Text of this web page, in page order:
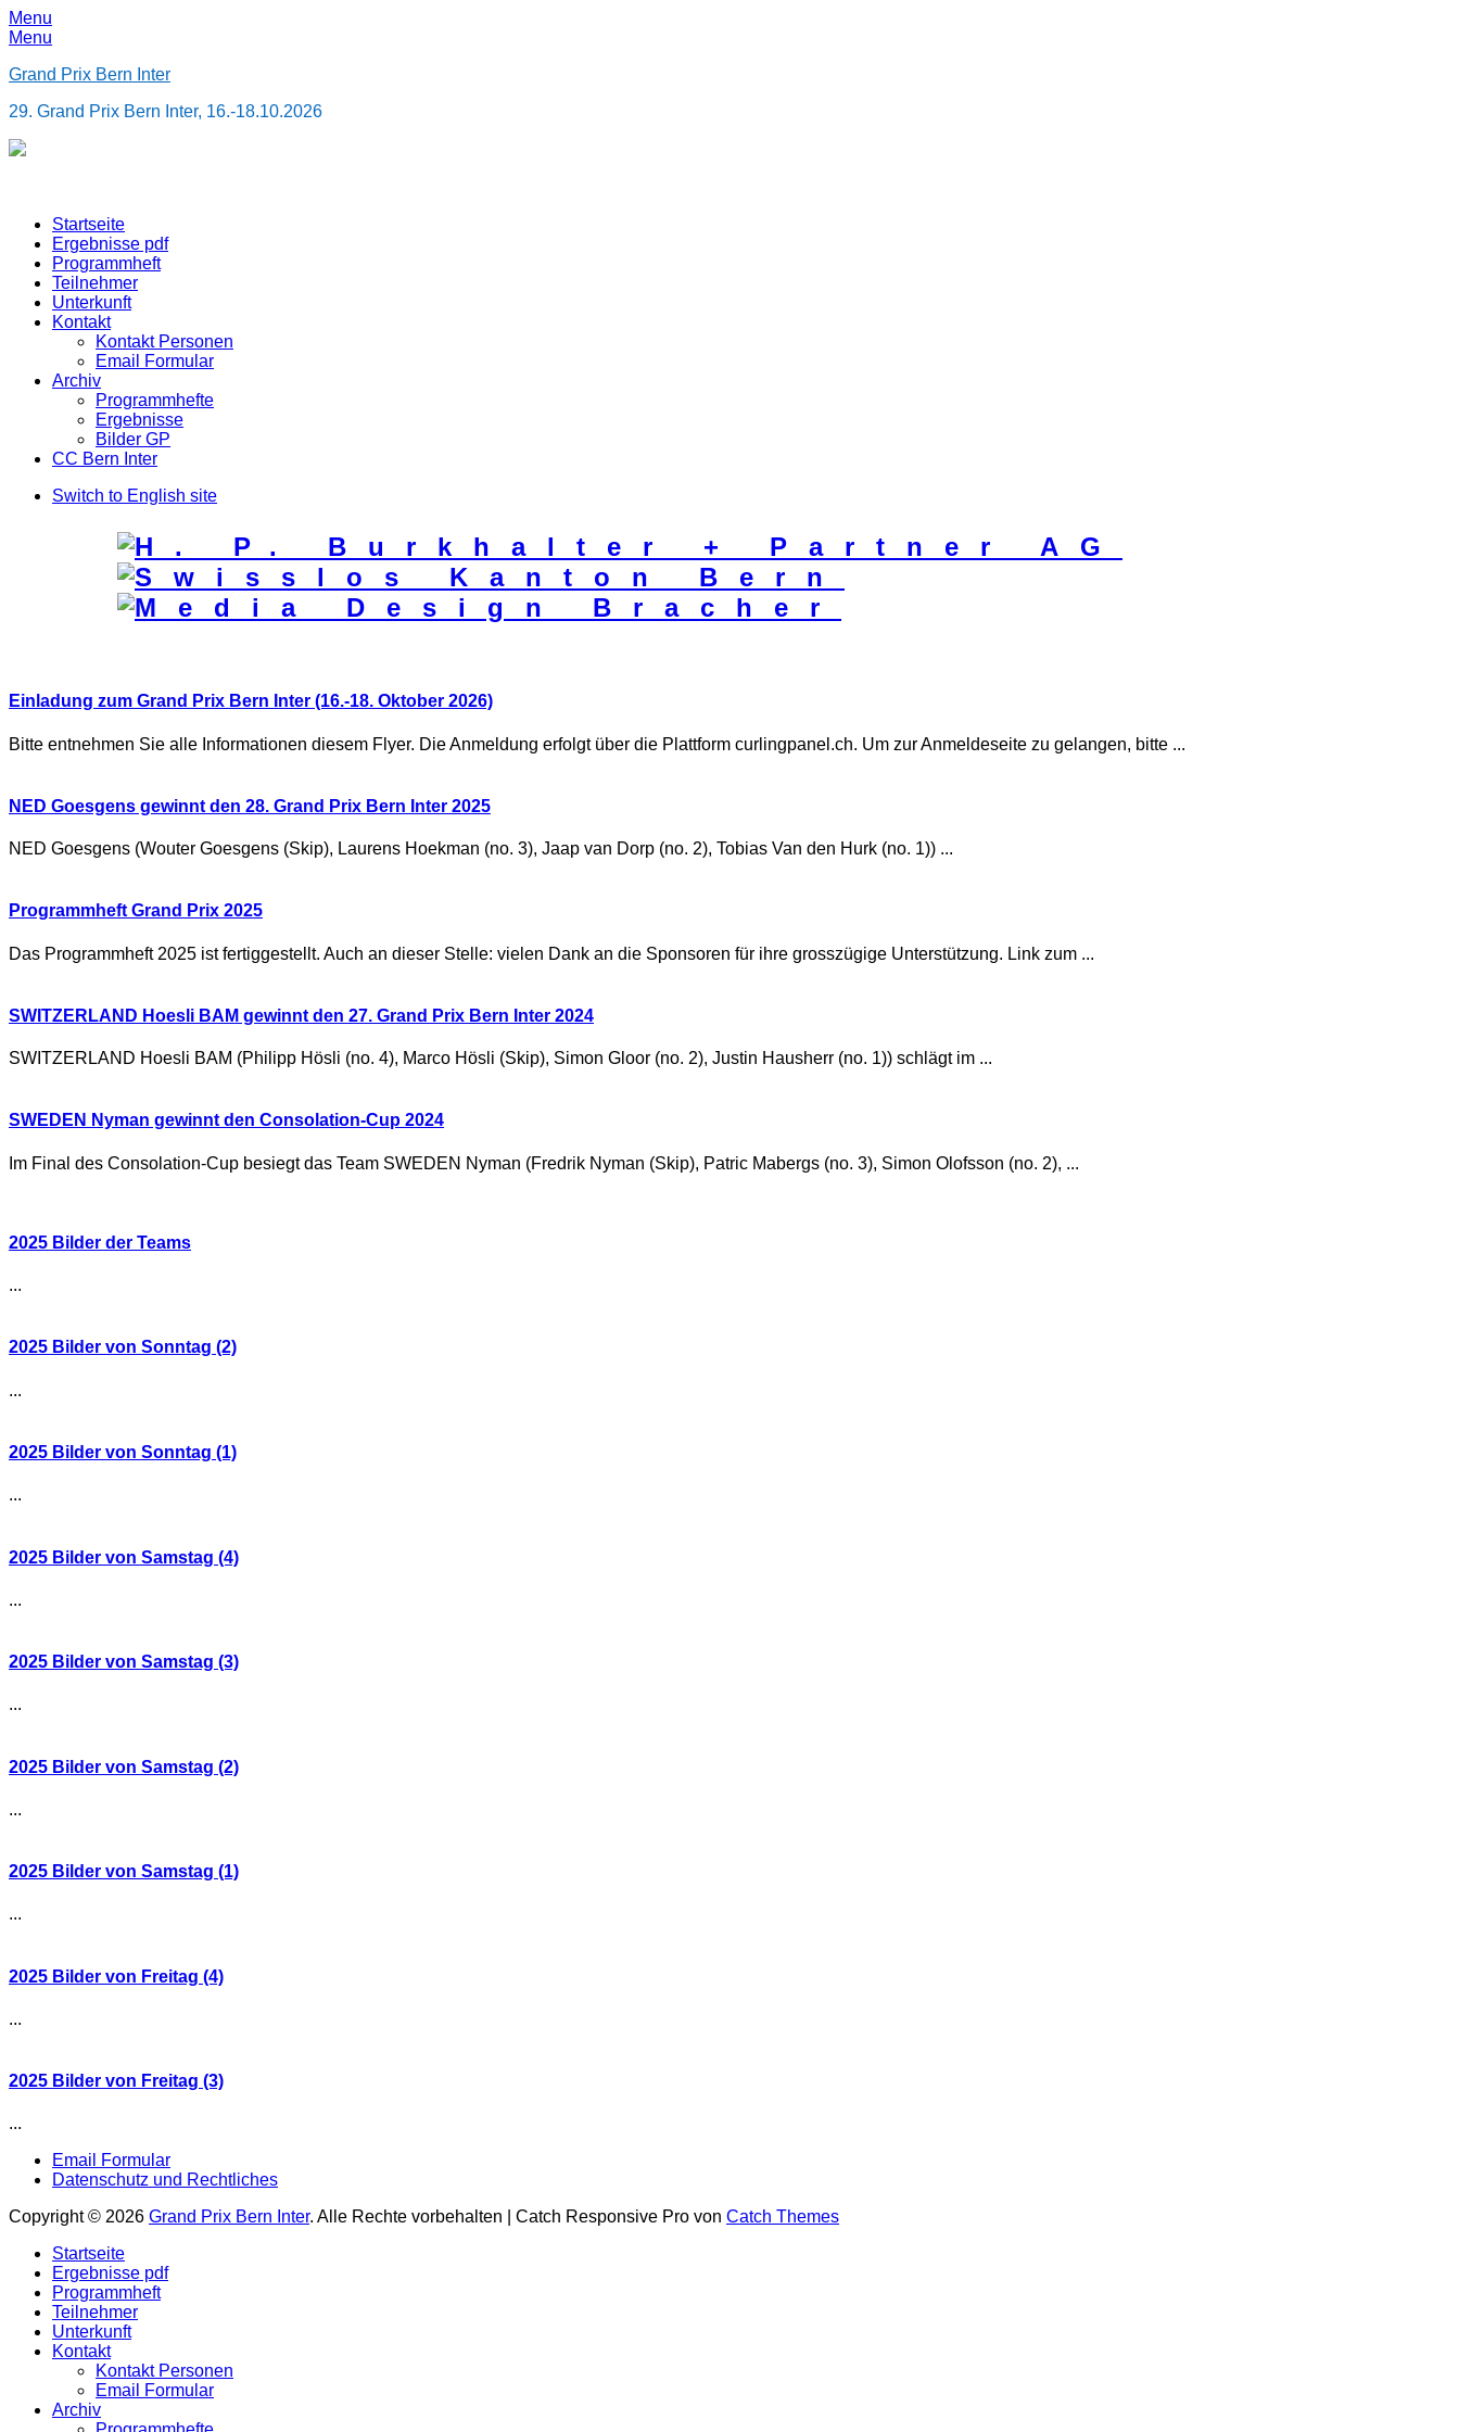
Menu
Menu
Grand Prix Bern Inter
29. Grand Prix Bern Inter, 16.-18.10.2026
Primary
Menu
Skip
content
Startseite
Ergebnisse pdf
Programmheft
Teilnehmer
Unterkunft
Kontakt
Kontakt Personen
Email Formular
Archiv
Programmhefte
Ergebnisse
Bilder GP
CC Bern Inter
Secondary
Skip
Switch to English site
Einladung zum Grand Prix Bern Inter (16.-18. Oktober 2026)
Bitte entnehmen Sie alle Informationen diesem Flyer. Die Anmeldung erfolgt über die Plattform curlingpanel.ch. Um zur Anmeldeseite zu gelangen, bitte ...
NED Goesgens gewinnt den 28. Grand Prix Bern Inter 2025
NED Goesgens (Wouter Goesgens (Skip), Laurens Hoekman (no. 3), Jaap van Dorp (no. 2), Tobias Van den Hurk (no. 1)) ...
Programmheft Grand Prix 2025
Das Programmheft 2025 ist fertiggestellt. Auch an dieser Stelle: vielen Dank an die Sponsoren für ihre grosszügige Unterstützung. Link zum ...
SWITZERLAND Hoesli BAM gewinnt den 27. Grand Prix Bern Inter 2024
SWITZERLAND Hoesli BAM (Philipp Hösli (no. 4), Marco Hösli (Skip), Simon Gloor (no. 2), Justin Hausherr (no. 1)) schlägt im ...
SWEDEN Nyman gewinnt den Consolation-Cup 2024
Im Final des Consolation-Cup besiegt das Team SWEDEN Nyman (Fredrik Nyman (Skip), Patric Mabergs (no. 3), Simon Olofsson (no. 2), ...
2025 Bilder der Teams
...
2025 Bilder von Sonntag (2)
...
2025 Bilder von Sonntag (1)
...
2025 Bilder von Samstag (4)
...
2025 Bilder von Samstag (3)
...
2025 Bilder von Samstag (2)
...
2025 Bilder von Samstag (1)
...
2025 Bilder von Freitag (4)
...
2025 Bilder von Freitag (3)
...
Footer
Menu
Skip
Email Formular
Datenschutz und Rechtliches
Copyright © 2026 Grand Prix Bern Inter. Alle Rechte vorbehalten | Catch Responsive Pro von Catch Themes
Startseite
Ergebnisse pdf
Programmheft
Teilnehmer
Unterkunft
Kontakt
Kontakt Personen
Email Formular
Archiv